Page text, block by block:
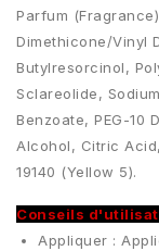
Parfum
Dimethicone/Vinyl
Butylresorcinol,
Sclareolide,
Benzoate, PEG-10
Alcohol, Citric
19140 (Yellow 5).
Conseils
Appliquer :